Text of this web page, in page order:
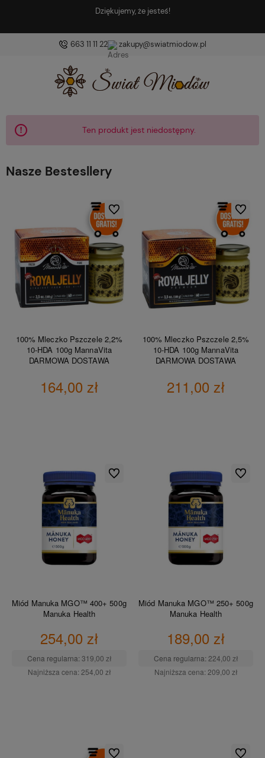
Dziękujemy, że jesteś!
663 11 11 22 zakupy@swiatmiodow.pl
Ten produkt jest niedostępny.
Nasze Bestesllery
100% Mleczko Pszczele 2,2%
10-HDA 100g MannaVita
DARMOWA DOSTAWA
164,00 zł
Do ulubionych
100% Mleczko Pszczele 2,5%
10-HDA 100g MannaVita
DARMOWA DOSTAWA
211,00 zł
Do
Miód Manuka MGO™ 400+ 500g
Manuka Health
254,00 zł
Cena regularna: 319,00 zł
Najniższa cena: 254,00 zł
Do ulubionych
Miód Manuka MGO™ 250+ 500g
Manuka Health
189,00 zł
Cena regularna: 224,00 zł
Najniższa cena: 209,00 zł
Do
Do ulubionych Do